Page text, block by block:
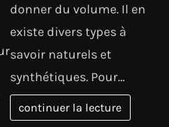
donner du volume. Il en
existe divers types à
savoir naturels et
synthétiques. Pour…
continuer la lecture